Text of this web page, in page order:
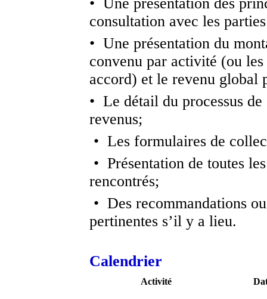
consultation avec les
• Une présentation du
convenu par activité (ou
accord) et le revenu global
• Le détail du processus
revenus;
• Les formulaires de
• Présentation de toutes
rencontrés;
• Des recommandations
pertinentes s’il y a lieu.
Calendrier
Activité